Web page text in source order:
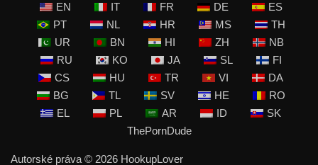
EN
IT FR DE
ES
PT
NL HR MS
TH
UR
BN HI ZH
NB
RU
KO JA SL
FI
CS
HU TR VI
DA
BG
TL SV HE
RO
EL
PL AR ID
SK
ThePornDude
Autorské práva © 2026 HookupLover